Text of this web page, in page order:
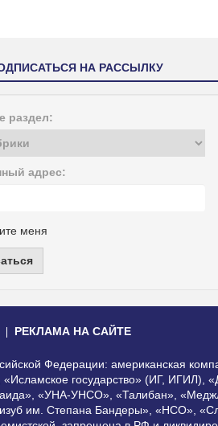
НА РАССЫЛКУ
раздел:
адрес:
меня
РЕКЛАМА НА САЙТЕ
Федерации: американская
государство» (ИГ,
«УНА-УНСО», «Талибан»,
им. Степана Бандеры», «НСО»,